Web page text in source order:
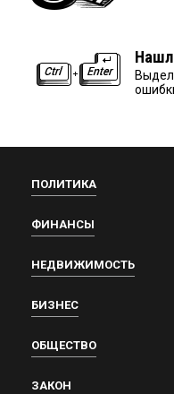
ПОЛИТИКА
ФИНАНСЫ
НЕДВИЖИМОСТЬ
БИЗНЕС
ОБЩЕСТВО
ЗАКОН